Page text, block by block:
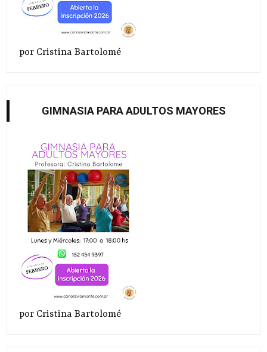
por Cristina Bartolomé
GIMNASIA PARA ADULTOS MAYORES
por Cristina Bartolomé